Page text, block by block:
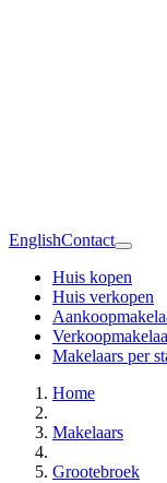
EnglishContact
Huis kopen
Huis verkopen
Makelaars per
Home
Makelaars
Grootebroek